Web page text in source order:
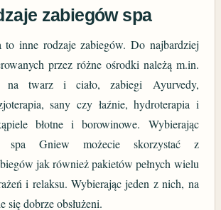
zabiegów spa
to inne rodzaje zabiegów. Do najbardziej
przez różne ośrodki należą m.in.
na twarz i ciało, zabiegi Ayurvedy,
sany czy łaźnie, hydroterapia i
błotne i borowinowe. Wybierając
spa Gniew możecie skorzystać z
jak również pakietów pełnych wielu
i relaksu. Wybierając jeden z nich, na
się dobrze obsłużeni.